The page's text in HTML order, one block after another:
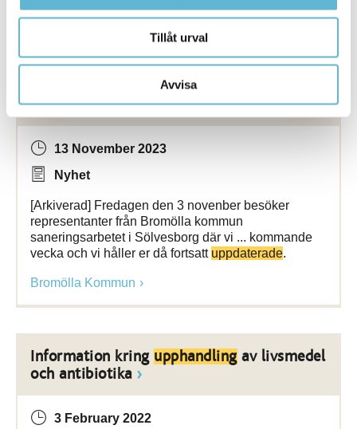
Tillåt urval
Avvisa
Bromölla Kommun
Uppdateringgällande
fartygsolyckan i Pukaviksbukten
13 November 2023
Nyhet
[Arkiverad] Fredagen den 3 novenber besöker
representanter från Bromölla kommun
saneringsarbetet i Sölvesborg där vi ... kommande
vecka och vi håller er då fortsatt uppdaterade.
Bromölla Kommun
Information kring upphandling av livsmedel
och antibiotika
3 February 2022